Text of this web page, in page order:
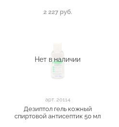
2 227 руб.
Нет в наличии
арт. 20114
Дезиптол гель кожный
спиртовой антисептик 50 мл